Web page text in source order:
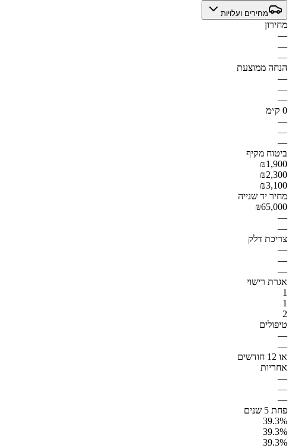
מחירים ועלויות
מחירון
—
—
—
הנחה ממוצעת
—
—
—
0 ק״מ
—
—
—
ביטוח מקיף
₪1,900
₪2,300
₪3,100
מחיר יד שנייה
₪65,000
—
—
צריכת דלק
—
—
—
אגרת רישוי
1
1
2
טיפולים
—
—
או 12 חודשים
אחריות
—
—
—
פחת 5 שנים
39.3%
39.3%
39.3%